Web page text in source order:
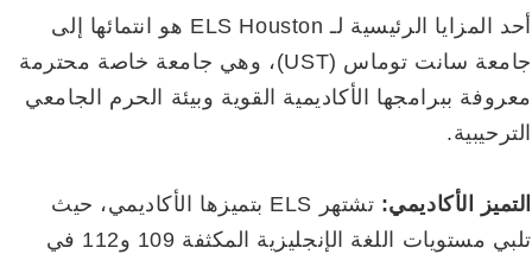
أحد المزايا الرئيسية لـ ELS Houston هو انتمائها إلى
جامعة سانت توماس (UST)، وهي جامعة خاصة محترمة
معروفة ببرامجها الأكاديمية القوية وبيئة الحرم الجامعي
الترحيبية.
التميز الأكاديمي:
تشتهر ELS بتميزها الأكاديمي، حيث
تلبي مستويات اللغة الإنجليزية المكثفة 109 و112 في